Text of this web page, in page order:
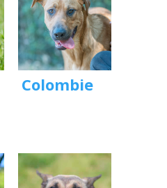
Colombie